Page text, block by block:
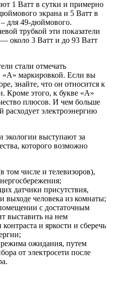
1 Ватт в сутки и примерно
экрана и 5 Ватт в
для 49-дюймового.
трубкой эти показатели
около 3 Ватт и до 93 Ватт
стали отмечать
«А» маркировкой. Если вы
знайте, что он относится к
Кроме этого, к букве «А»
плюсов. И чем больше
расходует электроэнергию
экологии выступают за
которого возможно
том числе и телевизоров),
датчики присутствия,
выходе человека из комнаты;
с достаточным
выставить на нем
и яркости и сберечь
режима ожидания, путем
от электросети после